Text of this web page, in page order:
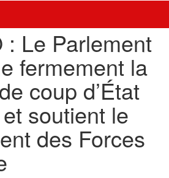
: Le Parlement
fermement la
coup d’État
soutient le
des Forces